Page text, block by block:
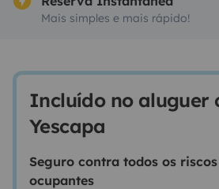
Mais simples e mais rápido!
Incluído no aluguer
Yescapa
Seguro contra todos os
ocupantes